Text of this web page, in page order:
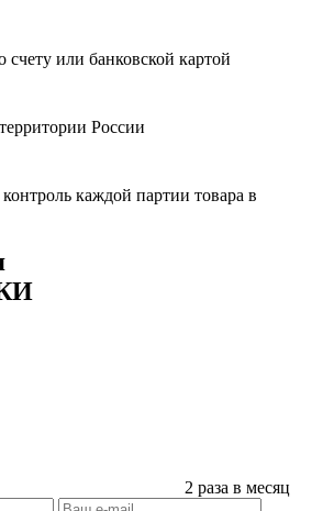
счету или банковской картой
России
каждой партии товара в
2 раза в месяц